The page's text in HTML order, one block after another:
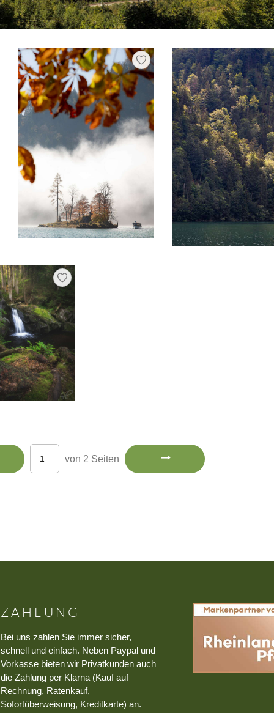
von 2 Seiten
ZAHLUNG
Bei uns zahlen Sie immer sicher,
schnell und einfach. Neben Paypal und
Vorkasse bieten wir Privatkunden auch
die Zahlung per Klarna (Kauf auf
Rechnung, Ratenkauf,
Sofortüberweisung, Kreditkarte) an.